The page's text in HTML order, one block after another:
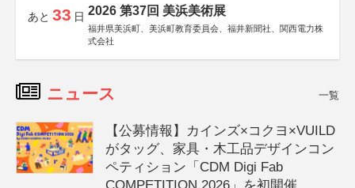
あと 33 日 2026 第37回 美浜美術展
福井県美浜町、美浜町教育委員会、福井新聞社、関西電力株
式会社
ニュース 一覧
【公募情報】カインズ×コクヨ×VUILD
がタッグ、家具・木工品デザインコン
ペティション「CDM Digi Fab